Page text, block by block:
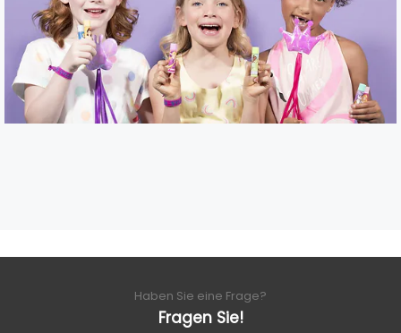
Haben Sie eine Frage?
Fragen Sie!